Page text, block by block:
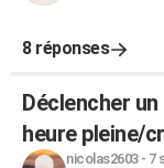
8 réponses
Déclencher
heure pleine/
nicolas2603- 7